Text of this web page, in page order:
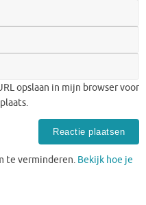
opslaan in mijn browser voor
te verminderen. Bekijk hoe je